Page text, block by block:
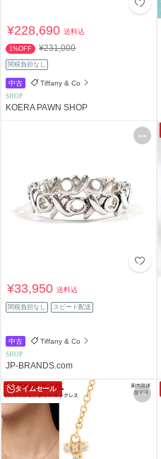
¥228,690送料込
1%OFF ¥231,000
関税負担なし
中古 Tiffany & Co
SHOP
KOERA PAWN SHOP
¥33,950送料込
関税負担なし スピード配送
中古 Tiffany & Co
SHOP
JP-BRANDS.com
タイムセール